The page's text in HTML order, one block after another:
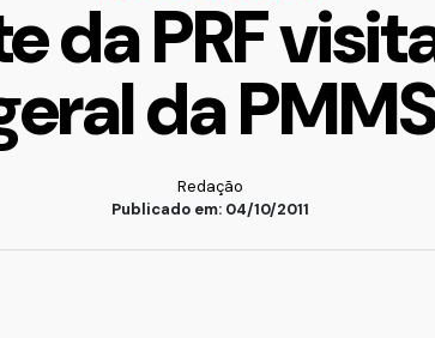
da PRF
da
Redação
Publicado em: 04/10/2011